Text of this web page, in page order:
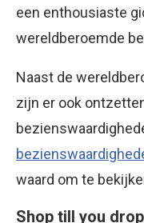
een enthousiaste
wereldberoemde
Naast de
zijn er ook
waard om te
Shop till you drop